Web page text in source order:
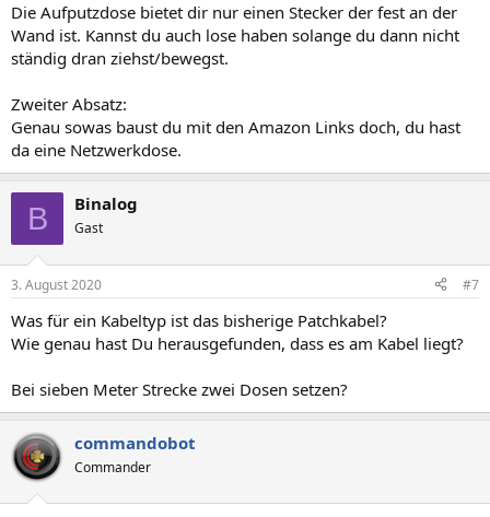
Die Aufputzdose bietet dir nur einen Stecker der fest an der
Wand ist. Kannst du auch lose haben solange du dann nicht
ständig dran ziehst/bewegst.
Zweiter Absatz:
Genau sowas baust du mit den Amazon Links doch, du hast
da eine Netzwerkdose.
B Binalog
Gast
3. August 2020 #7
Was für ein Kabeltyp ist das bisherige Patchkabel?
Wie genau hast Du herausgefunden, dass es am Kabel liegt?
Bei sieben Meter Strecke zwei Dosen setzen?
commandobot
Commander